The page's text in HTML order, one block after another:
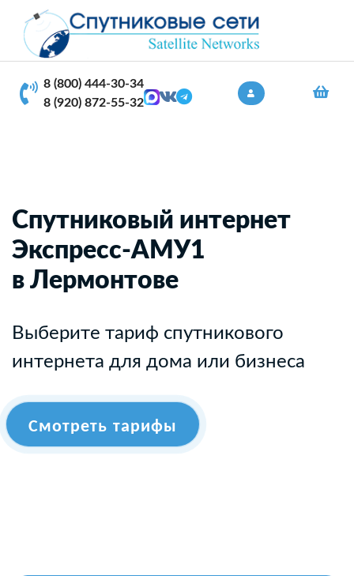
8 (800) 444-30-34
8 (920) 872-55-32
Спутниковый интернет
Экспресс-АМУ1
в Лермонтове
Выберите тариф спутникового
интернета для дома или бизнеса
Смотреть тарифы